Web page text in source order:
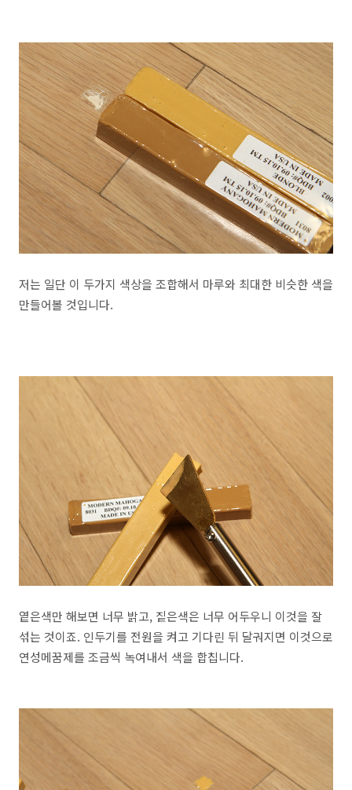
저는 일단 이 두가지 색상을 조합해서 마루와 최대한 비슷한 색을
만들어볼 것입니다.
옅은색만 해보면 너무 밝고, 짙은색은 너무 어두우니 이것을 잘
섞는 것이죠. 인두기를 전원을 켜고 기다린 뒤 달궈지면 이것으로
연성메꿈제를 조금씩 녹여내서 색을 합칩니다.